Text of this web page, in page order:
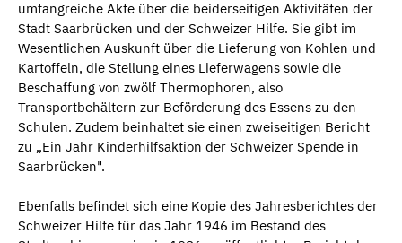
umfangreiche Akte über die beiderseitigen Aktivitäten der
Stadt Saarbrücken und der Schweizer Hilfe. Sie gibt im
Wesentlichen Auskunft über die Lieferung von Kohlen und
Kartoffeln, die Stellung eines Lieferwagens sowie die
Beschaffung von zwölf Thermophoren, also
Transportbehältern zur Beförderung des Essens zu den
Schulen. Zudem beinhaltet sie einen zweiseitigen Bericht
zu „Ein Jahr Kinderhilfsaktion der Schweizer Spende in
Saarbrücken".
Ebenfalls befindet sich eine Kopie des Jahresberichtes der
Schweizer Hilfe für das Jahr 1946 im Bestand des